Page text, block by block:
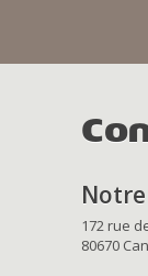
172 rue
80670